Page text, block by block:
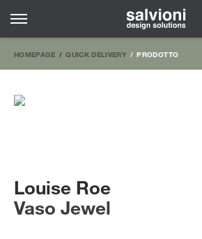
HOMEPAGE QUICK DELIVERY PRODOTTO
Vaso Jewel
Louise Roe